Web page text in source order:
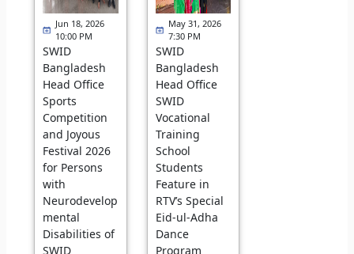
Jun 18, 2026
10:00 PM
SWID
Bangladesh
Head Office
Sports
Competition
and Joyous
Festival 2026
for Persons
with
Neurodevelop
mental
Disabilities of
SWID
May 31, 2026
7:30 PM
SWID
Bangladesh
Head Office
SWID
Vocational
Training
School
Students
Feature in
RTV’s Special
Eid-ul-Adha
Dance
Program